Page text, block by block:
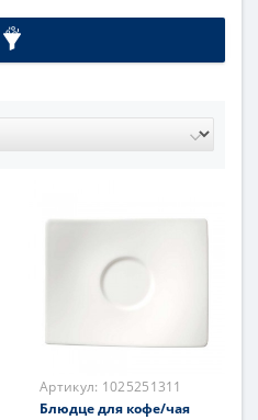
Артикул: 1025251311
Блюдце для кофе/чая